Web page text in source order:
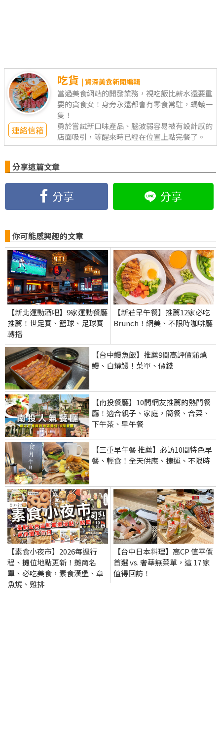
連絡信箱
吃貨 | 資深美食新聞編輯
當過美食網站的開發業務，視吃飯比薪水還要重
要的貪食女！身旁永遠都會有零食常駐，螞蟻一
隻！
勇於嘗試新口味產品、腦波弱容易被有設計感的
店面吸引，等醒來時已經在位置上點完餐了。
分享這篇文章
分享 分享
你可能感興趣的文章
【新北運動酒吧】9家運動餐廳
推薦！世足賽、籃球、足球賽
轉播
【新莊早午餐】推薦12家必吃
Brunch！網美、不限時咖啡廳
【台中鰻魚飯】推薦9間高評價蒲燒
鰻、白燒鰻！菜單、價錢
【南投餐廳】10間網友推薦的熱門餐
廳！適合親子、家庭，簡餐、合菜、
下午茶、早午餐
【三重早午餐 推薦】必訪10間特色早
餐、輕食！全天供應、捷運、不限時
【素食小夜市】2026每週行
程、攤位地點更新！攤商名
單、必吃美食，素食漢堡、章
魚燒、雞排
【台中日本料理】高CP 值平價
首選 vs. 奢華無菜單，這 17 家
值得回訪！